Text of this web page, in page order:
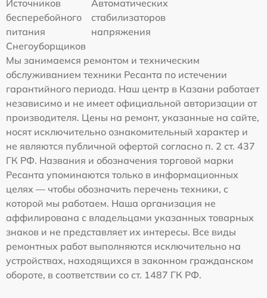
Источников
бесперебойного
питания
Автоматических
стабилизаторов
напряжения
Снегоуборщиков
Мы занимаемся ремонтом и техническим
обслуживанием техники Ресанта по истечении
гарантийного периода. Наш центр в Казани работает
независимо и не имеет официальной авторизации от
производителя. Цены на ремонт, указанные на сайте,
носят исключительно ознакомительный характер и
не являются публичной офертой согласно п. 2 ст. 437
ГК РФ. Названия и обозначения торговой марки
Ресанта упоминаются только в информационных
целях — чтобы обозначить перечень техники, с
которой мы работаем. Наша организация не
аффилирована с владельцами указанных товарных
знаков и не представляет их интересы. Все виды
ремонтных работ выполняются исключительно на
устройствах, находящихся в законном гражданском
обороте, в соответствии со ст. 1487 ГК РФ.